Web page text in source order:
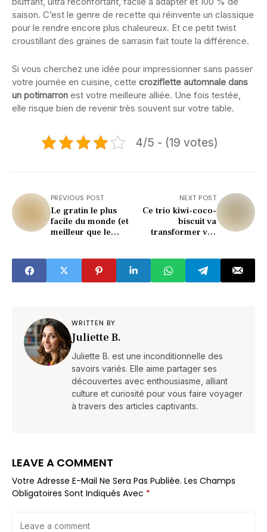
saison. C’est le genre de recette qui réinvente un classique
pour le rendre encore plus chaleureux. Et ce petit twist
croustillant des graines de sarrasin fait toute la différence.
Si vous cherchez une idée pour impressionner sans passer
votre journée en cuisine, cette croziflette automnale dans
un potimarron est votre meilleure alliée. Une fois testée,
elle risque bien de revenir très souvent sur votre table.
4/5 - (19 votes)
PREVIOUS POST
Le gratin le plus
facile du monde (et
meilleur que le
NEXT POST
Ce trio kiwi-coco-
biscuit va
transformer vos
WRITTEN BY
Juliette B.
Juliette B. est une inconditionnelle des
savoirs variés. Elle aime partager ses
découvertes avec enthousiasme, alliant
culture et curiosité pour vous faire voyager
à travers des articles captivants.
LEAVE A COMMENT
Votre Adresse E-Mail Ne Sera Pas Publiée. Les Champs
Obligatoires Sont Indiqués Avec *